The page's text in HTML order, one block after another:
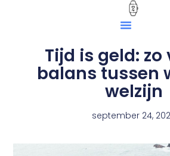
Tijd is geld: zo
balans tussen
welzijn
september 24,